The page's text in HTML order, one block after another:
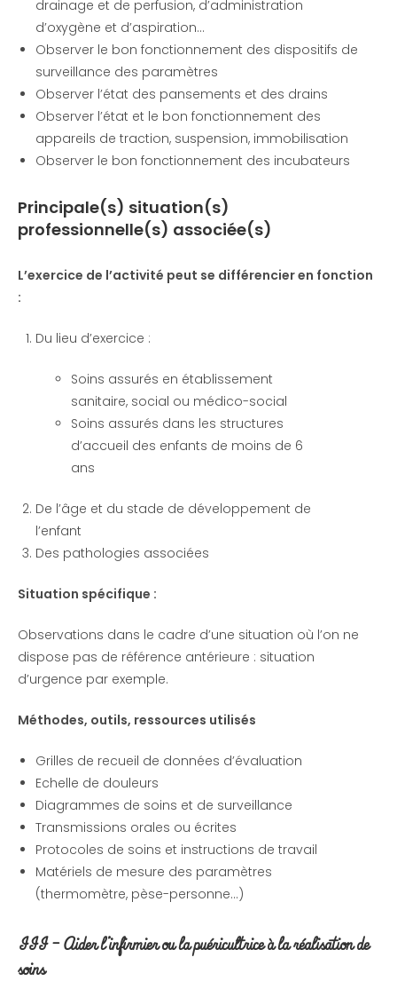
drainage et de perfusion, d’administration
d’oxygène et d’aspiration…
Observer le bon fonctionnement des dispositifs de
surveillance des paramètres
Observer l’état des pansements et des drains
Observer l’état et le bon fonctionnement des
appareils de traction, suspension, immobilisation
Observer le bon fonctionnement des incubateurs
Principale(s) situation(s)
professionnelle(s) associée(s)
L’exercice de l’activité peut se différencier en fonction
:
Du lieu d’exercice :
Soins assurés en établissement
sanitaire, social ou médico-social
Soins assurés dans les structures
d’accueil des enfants de moins de 6
ans
De l’âge et du stade de développement de
l’enfant
Des pathologies associées
Situation spécifique :
Observations dans le cadre d’une situation où l’on ne
dispose pas de référence antérieure : situation
d’urgence par exemple.
Méthodes, outils, ressources utilisés
Grilles de recueil de données d’évaluation
Echelle de douleurs
Diagrammes de soins et de surveillance
Transmissions orales ou écrites
Protocoles de soins et instructions de travail
Matériels de mesure des paramètres
(thermomètre, pèse-personne…)
III – Aider l’infirmier ou la puéricultrice à la réalisation de
soins